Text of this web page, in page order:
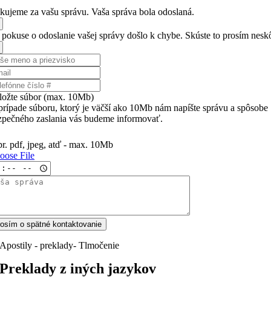
za vašu správu. Vaša správa bola odoslaná.
o odoslanie vašej správy došlo k chybe. Skúste to prosím
súbor (max. 10Mb)
súboru, ktorý je väčší ako 10Mb nám napíšte správu a spôsobe
zaslania vás budeme informovať.
pdf, jpeg, atď - max. 10Mb
File
o spätné kontaktovanie
Apostily - preklady- Tlmočenie
Preklady z iných jazykov